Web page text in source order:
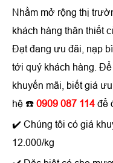
Nhằm mở rộng thị
khách hàng thân thiết
Đạt đang ưu đãi, nạp
tới quý khách hàng.
khuyến mãi, biết giá
hệ ☎️ 0909 087 114 để
✔️ Chúng tôi có giá
12.000/kg